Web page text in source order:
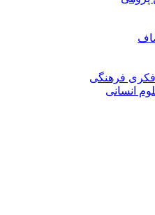
فرهنگی
انسانی